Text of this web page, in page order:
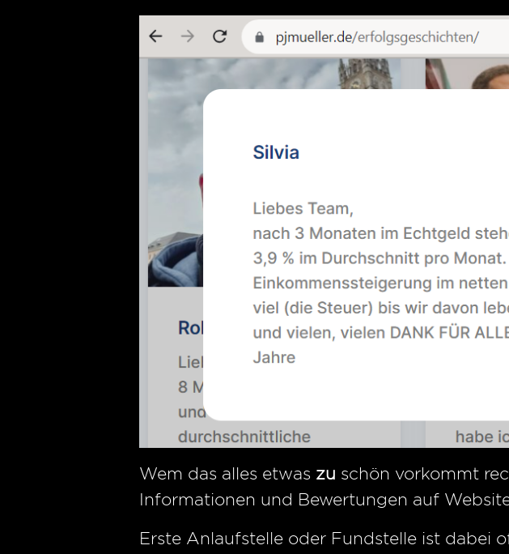
Wem das alles etwas zu schön vorkommt
Informationen und Bewertungen auf
Erste Anlaufstelle oder Fundstelle ist dabei